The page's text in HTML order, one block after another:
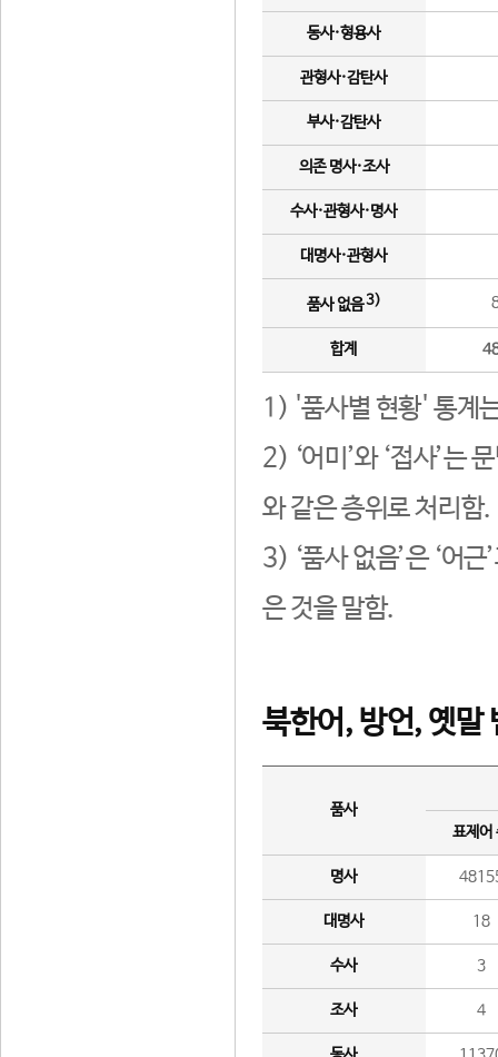
동사·형용사
관형사·감탄사
부사·감탄사
의존 명사·조사
수사·관형사·명사
대명사·관형사
품사 없음3)
합계
1) '품사별 현황' 통계
2) ‘어미’와 ‘접사’는
와 같은 층위로 처리함.
3) ‘품사 없음’은 ‘어
은 것을 말함.
북한어, 방언, 옛말
품사
표제어
명사
대명사 18
수사 3
조사 4